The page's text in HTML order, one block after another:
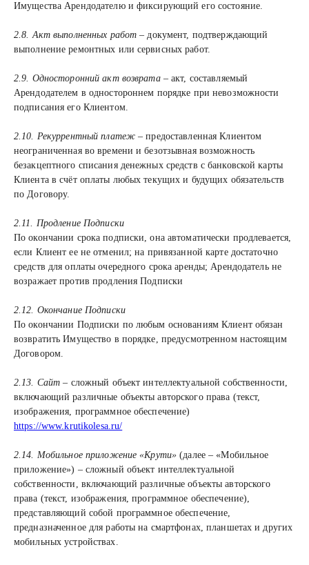
Имущества Арендодателю и фиксирующий его состояние.
2.8. Акт выполненных работ – документ, подтверждающий
выполнение ремонтных или сервисных работ.
2.9. Односторонний акт возврата– акт, составляемый
Арендодателем в одностороннем порядке при невозможности
подписания его Клиентом.
2.10. Рекуррентный платеж – предоставленная Клиентом
неограниченная во времени и безотзывная возможность
безакцептного списания денежных средств с банковской карты
Клиента в счёт оплаты любых текущих и будущих обязательств
по Договору.
2.11. Продление Подписки
По окончании срока подписки, она автоматически продлевается,
если Клиент ее не отменил; на привязанной карте достаточно
средств для оплаты очередного срока аренды; Арендодатель не
возражает против продления Подписки
2.12. Окончание Подписки
По окончании Подписки по любым основаниям Клиент обязан
возвратить Имущество в порядке, предусмотренном настоящим
Договором.
2.13. Сайт – сложный объект интеллектуальной собственности,
включающий различные объекты авторского права (текст,
изображения, программное обеспечение)
https://www.krutikolesa.ru/
2.14. Мобильное приложение «Крути» (далее – «Мобильное
приложение») – сложный объект интеллектуальной
собственности, включающий различные объекты авторского
права (текст, изображения, программное обеспечение),
представляющий собой программное обеспечение,
предназначенное для работы на смартфонах, планшетах и других
мобильных устройствах.